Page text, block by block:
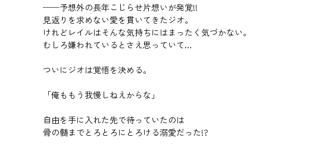
──予想外の長年こじらせ片想いが発覚!!
見返りを求めない愛を貫いてきたジオ。
けれどレイルはそんな気持ちにはまったく気づかない。
むしろ嫌われているとさえ思っていて…
ついにジオは覚悟を決める。
「俺ももう我慢しねえからな」
自由を手に入れた先で待っていたのは
骨の髄までとろとろにとろける溺愛だった!?